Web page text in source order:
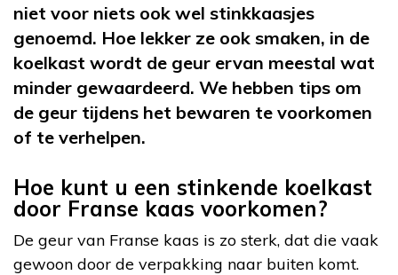
niet voor niets ook wel stinkkaasjes
genoemd. Hoe lekker ze ook smaken, in de
koelkast wordt de geur ervan meestal wat
minder gewaardeerd. We hebben tips om
de geur tijdens het bewaren te voorkomen
of te verhelpen.
Hoe kunt u een stinkende koelkast
door Franse kaas voorkomen?
De geur van Franse kaas is zo sterk, dat die vaak
gewoon door de verpakking naar buiten komt.